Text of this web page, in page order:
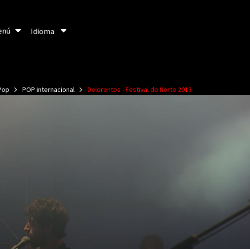
Idioma
Idioma
POP internacional Delorentos - Festival do Norte 2013